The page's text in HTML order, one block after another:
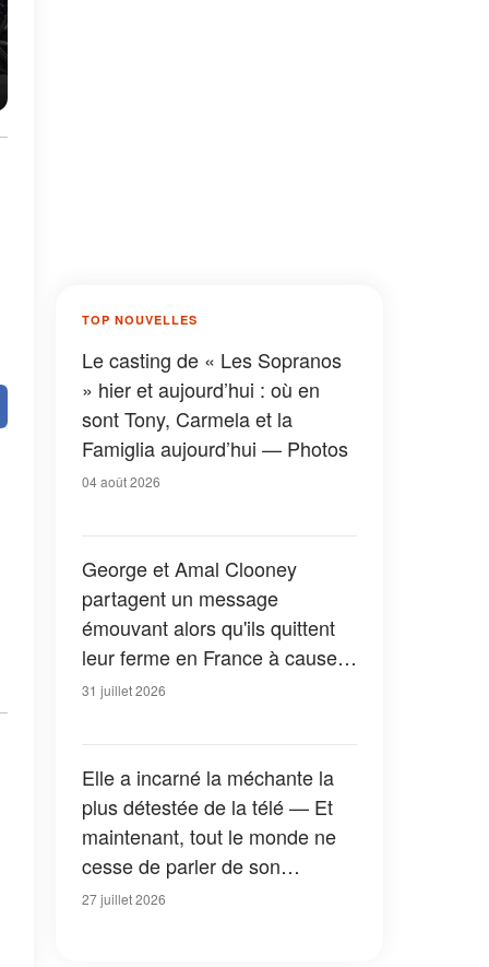
TOP NOUVELLES
Le casting de « Les Sopranos
» hier et aujourd’hui : où en
sont Tony, Carmela et la
Famiglia aujourd’hui — Photos
04 août 2026
George et Amal Clooney
partagent un message
émouvant alors qu'ils quittent
leur ferme en France à cause
des feux de forêt — Tous les
31 juillet 2026
Elle a incarné la méchante la
plus détestée de la télé — Et
maintenant, tout le monde ne
cesse de parler de son
apparition dans la nouvelle
27 juillet 2026